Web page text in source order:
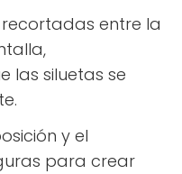
entre la
las siluetas se
y el
para crear